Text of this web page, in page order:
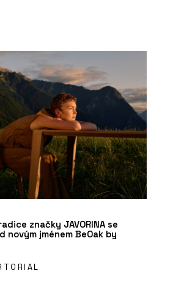
značky JAVORINA se
jménem BeOak by